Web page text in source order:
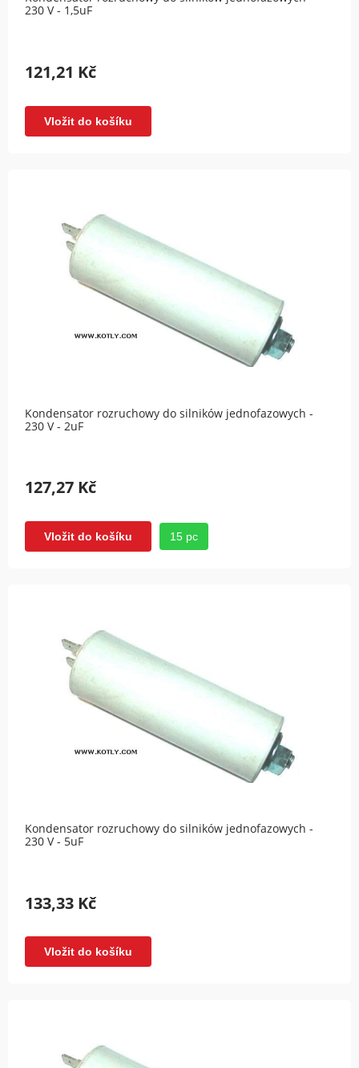
230 V - 1,5uF
121,21 Kč
Vložit do košíku
Kondensator rozruchowy do silników jednofazowych -
230 V - 2uF
127,27 Kč
Vložit do košíku 15 pc
Kondensator rozruchowy do silników jednofazowych -
230 V - 5uF
133,33 Kč
Vložit do košíku